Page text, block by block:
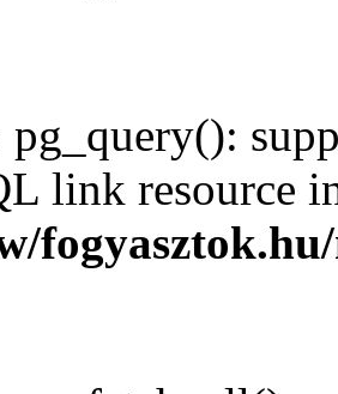
pg_query():
link resource